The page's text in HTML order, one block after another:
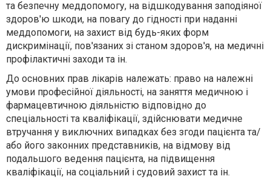
та безпечну меддопомогу, на відшкодування заподіяної
здоров'ю шкоди, на повагу до гідності при наданні
меддопомоги, на захист від будь-яких форм
дискримінації, пов'язаних зі станом здоров'я, на медичні
профілактичні заходи та ін.
До основних прав лікарів належать: право на належні
умови професійної діяльності, на заняття медичною і
фармацевтичною діяльністю відповідно до
спеціальності та кваліфікації, здійснювати медичне
втручання у виключних випадках без згоди пацієнта та/
або його законних представників, на відмову від
подальшого ведення пацієнта, на підвищення
кваліфікації, на соціальний і судовий захист та ін.